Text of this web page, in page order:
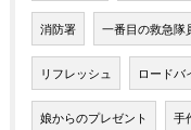
消防署 一番目の救急隊
リフレッシュ ロードバ
娘からのプレゼント 手